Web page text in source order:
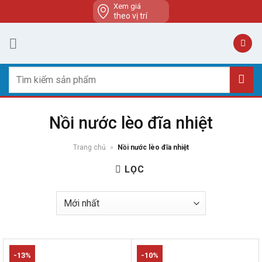
to
content
Xem giá
theo vị trí
kiếm:
Nồi nước lèo đĩa nhiệt
Trang chủ » Nồi nước lèo đĩa nhiệt
LỌC
-13% -10%